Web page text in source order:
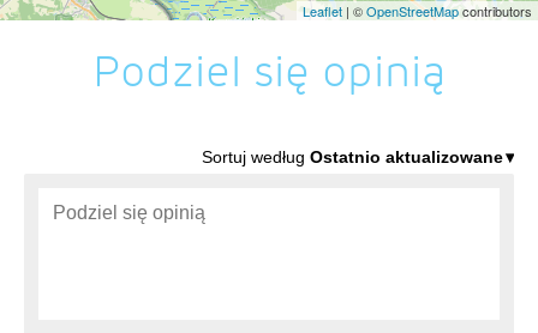
Leaflet | ©OpenStreetMapcontributors
Podziel się opinią